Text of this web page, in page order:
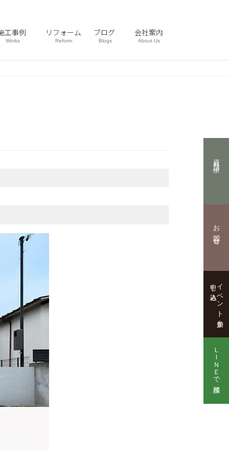
工事例
Works
リフォーム
Reform
ブログ
Blogs
会社案内
About Us
資料請求
お問合せ
イベント参加
申し込み
ＬＩＮＥで相談